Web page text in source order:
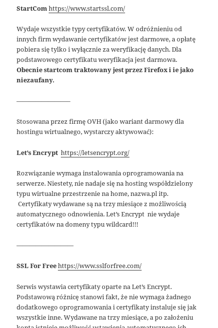
StartCom https://www.startssl.com/
Wydaje wszystkie typy certyfikatów. W odróżnieniu od
innych firm wydawanie certyfikatów jest darmowe, a opłatę
pobiera się tylko i wyłącznie za weryfikację danych. Dla
podstawowego certyfikatu weryfikacja jest darmowa.
Obecnie startcom traktowany jest przez Firefox i ie jako
niezaufany.
————————–
Stosowana przez firmę OVH (jako wariant darmowy dla
hostingu wirtualnego, wystarczy aktywować):
Let’s Encrypthttps://letsencrypt.org/
Rozwiązanie wymaga instalowania oprogramowania na
serwerze. Niestety, nie nadaje się na hosting współdzielony
typu wirtualne przestrzenie na home, nazwa.pl itp.
Certyfikaty wydawane są na trzy miesiące z możliwością
automatycznego odnowienia. Let’s Encrypt nie wydaje
certyfikatów na domeny typu wildcard!!!
—————————
SSL For Freehttps://www.sslforfree.com/
Serwis wystawia certyfikaty oparte na Let’s Encrypt.
Podstawową różnicę stanowi fakt, że nie wymaga żadnego
dodatkowego oprogramowania i certyfikaty instaluje się jak
wszystkie inne. Wydawane na trzy miesiące, a po założeniu